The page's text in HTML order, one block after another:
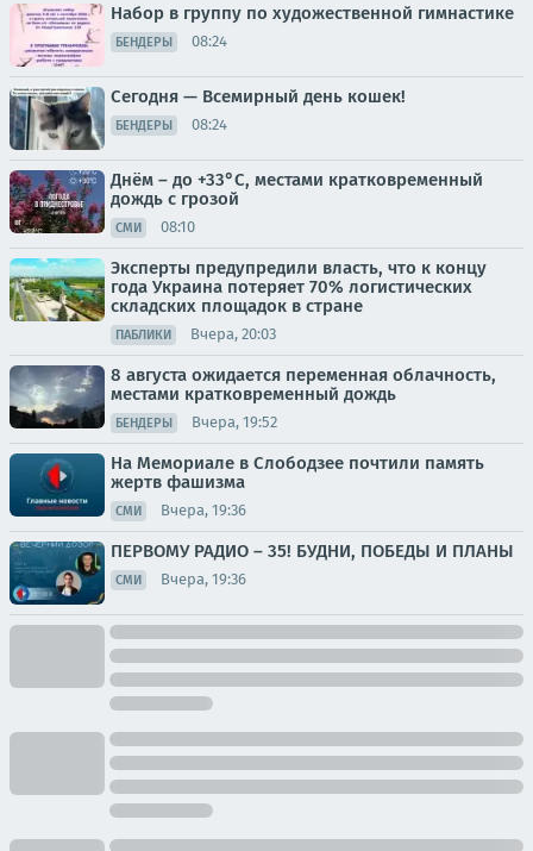
Набор в группу по художественной гимнастике
БЕНДЕРЫ 08:24
Сегодня — Всемирный день кошек!
БЕНДЕРЫ 08:24
Днём – до +33°С, местами кратковременный
дождь с грозой
СМИ 08:10
Эксперты предупредили власть, что к концу
года Украина потеряет 70% логистических
складских площадок в стране
ПАБЛИКИ Вчера, 20:03
8 августа ожидается переменная облачность,
местами кратковременный дождь
БЕНДЕРЫ Вчера, 19:52
На Мемориале в Слободзее почтили память
жертв фашизма
СМИ Вчера, 19:36
ПЕРВОМУ РАДИО – 35! БУДНИ, ПОБЕДЫ И ПЛАНЫ
СМИ Вчера, 19:36